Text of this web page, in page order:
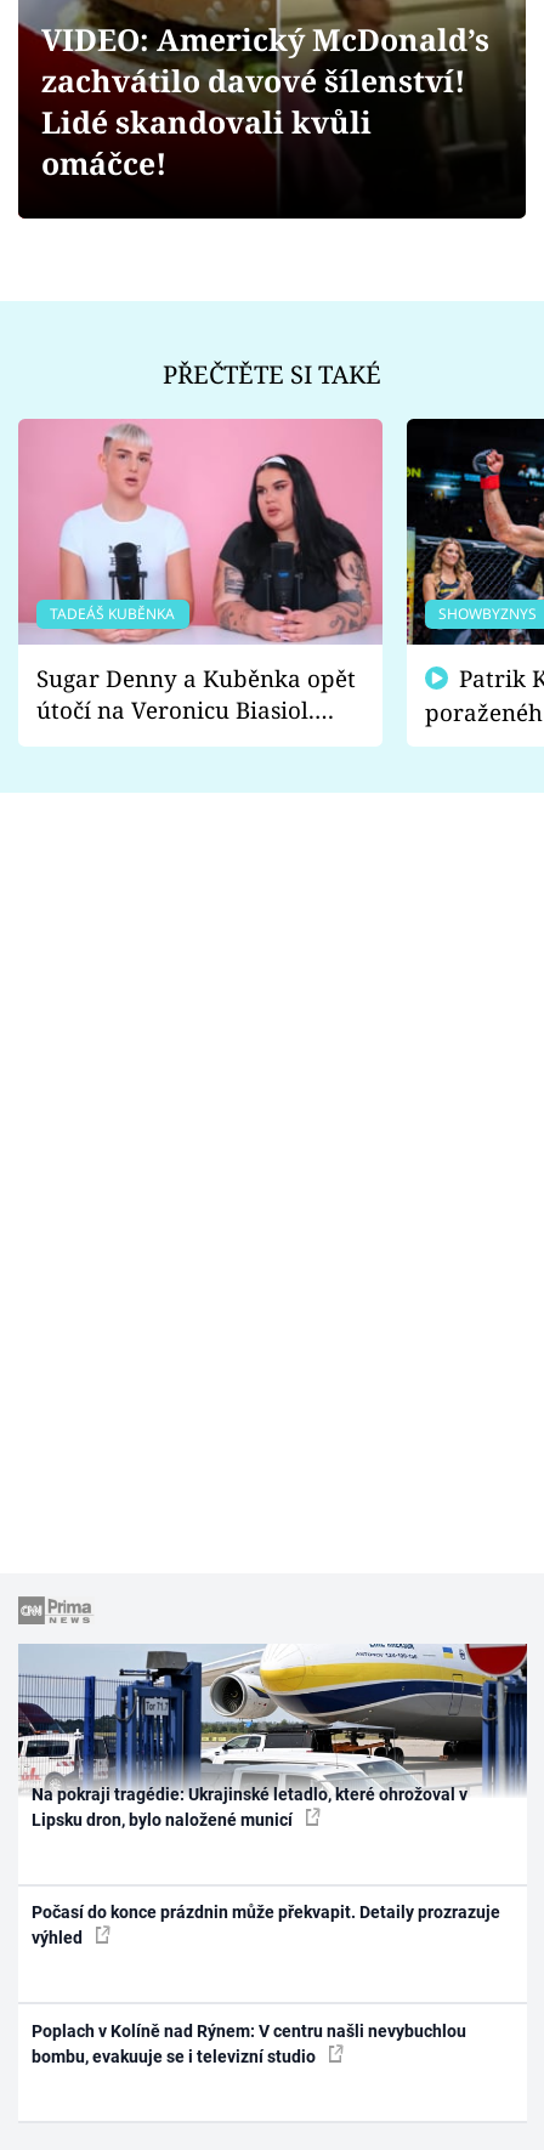
Videa
Sledujte prima+
VIDEO: Americký McDonald’s
zachvátilo davové šílenství!
Lidé skandovali kvůli
omáčce!
PŘEČTĚTE SI TAKÉ
TADEÁŠ KUBĚNKA
Sugar Denny a Kuběnka opět
útočí na Veronicu Biasiol.
Proč je podle nich falešná a
SHOWBYZNYS
fanoušci
Na pokraji tragédie: Ukrajinské letadlo, které ohrožoval v
Lipsku dron, bylo naložené municí
Počasí do konce prázdnin může překvapit. Detaily prozrazuje
výhled
Poplach v Kolíně nad Rýnem: V centru našli nevybuchlou
bombu, evakuuje se i televizní studio